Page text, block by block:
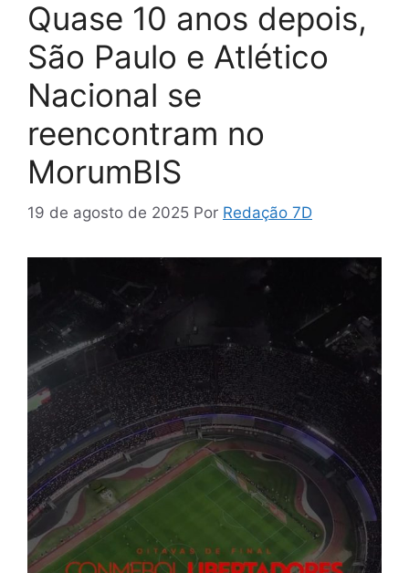
Quase 10 anos depois,
São Paulo e Atlético
Nacional se
reencontram no
MorumBIS
19 de agosto de 2025 Por Redação 7D